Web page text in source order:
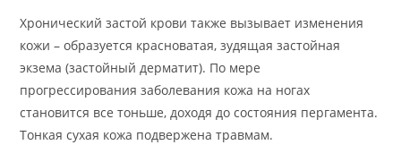
Хронический застой крови также вызывает изменения
кожи – образуется красноватая, зудящая застойная
экзема (застойный дерматит). По мере
прогрессирования заболевания кожа на ногах
становится все тоньше, доходя до состояния пергамента.
Тонкая сухая кожа подвержена травмам.